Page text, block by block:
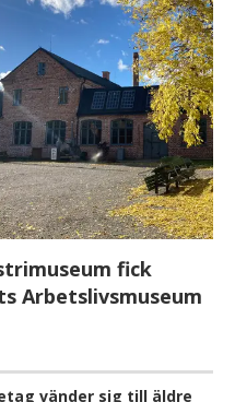
fick
Arbetslivsmuseum
vänder sig till äldre